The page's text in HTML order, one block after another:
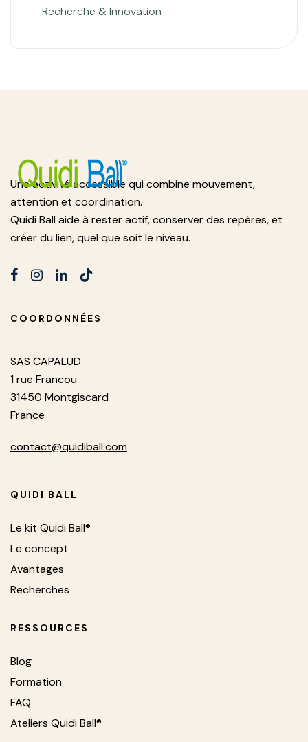
Recherche & Innovation
Une activité accessible qui combine mouvement,
attention et coordination.
Quidi Ball aide à rester actif, conserver des repères, et
créer du lien, quel que soit le niveau.
COORDONNÉES
SAS CAPALUD
1 rue Francou
31450 Montgiscard
France
contact@quidiball.com
QUIDI BALL
Le kit Quidi Ball®
Le concept
Avantages
Recherches
RESSOURCES
Blog
Formation
FAQ
Ateliers Quidi Ball®